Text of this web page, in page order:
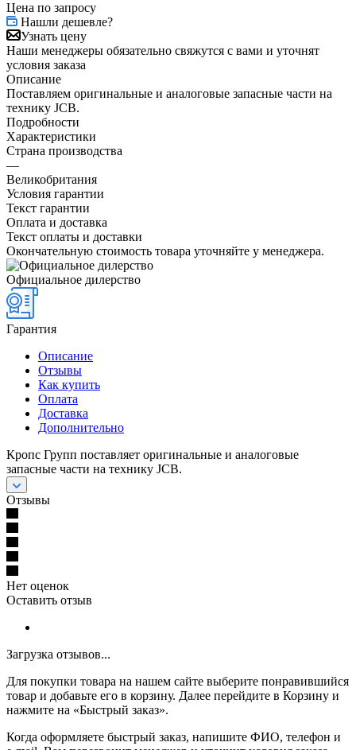
Цена по запросу
Нашли дешевле?
Узнать цену
Наши менеджеры обязательно свяжутся с вами и уточнят
условия заказа
Описание
Поставляем оригинальные и аналоговые запасные части на
технику JCB.
Подробности
Характеристики
Страна производства
—
Великобритания
Условия гарантии
Текст гарантии
Оплата и доставка
Текст оплаты и доставки
Окончательную стоимость товара уточняйте у менеджера.
Официальное дилерство
Гарантия
Описание
Отзывы
Как купить
Оплата
Доставка
Дополнительно
Кропс Групп поставляет оригинальные и аналоговые
запасные части на технику JCB.
Отзывы
Нет оценок
Оставить отзыв
Загрузка отзывов...
Для покупки товара на нашем сайте выберите понравившийся
товар и добавьте его в корзину. Далее перейдите в Корзину и
нажмите на «Быстрый заказ».
Когда оформляете быстрый заказ, напишите ФИО, телефон и